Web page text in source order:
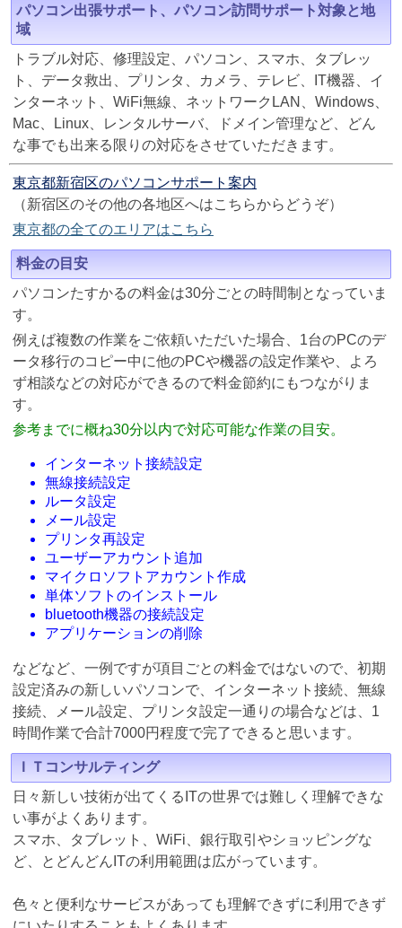
パソコン出張サポート、パソコン訪問サポート対象と地
域
トラブル対応、修理設定、パソコン、スマホ、タブレッ
ト、データ救出、プリンタ、カメラ、テレビ、IT機器、イ
ンターネット、WiFi無線、ネットワークLAN、Windows、
Mac、Linux、レンタルサーバ、ドメイン管理など、どん
な事でも出来る限りの対応をさせていただきます。
東京都新宿区のパソコンサポート案内
（新宿区のその他の各地区へはこちらからどうぞ）
東京都の全てのエリアはこちら
料金の目安
パソコンたすかるの料金は30分ごとの時間制となっていま
す。
例えば複数の作業をご依頼いただいた場合、1台のPCのデ
ータ移行のコピー中に他のPCや機器の設定作業や、よろ
ず相談などの対応ができるので料金節約にもつながりま
す。
参考までに概ね30分以内で対応可能な作業の目安。
インターネット接続設定
無線接続設定
ルータ設定
メール設定
プリンタ再設定
ユーザーアカウント追加
マイクロソフトアカウント作成
単体ソフトのインストール
bluetooth機器の接続設定
アプリケーションの削除
などなど、一例ですが項目ごとの料金ではないので、初期
設定済みの新しいパソコンで、インターネット接続、無線
接続、メール設定、プリンタ設定一通りの場合などは、1
時間作業で合計7000円程度で完了できると思います。
ＩＴコンサルティング
日々新しい技術が出てくるITの世界では難しく理解できな
い事がよくあります。
スマホ、タブレット、WiFi、銀行取引やショッピングな
ど、とどんどんITの利用範囲は広がっています。
色々と便利なサービスがあっても理解できずに利用できず